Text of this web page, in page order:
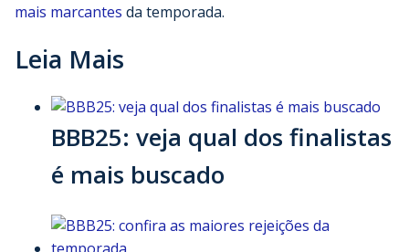
mais marcantes da temporada.
Leia Mais
BBB25: veja qual dos finalistas
é mais buscado